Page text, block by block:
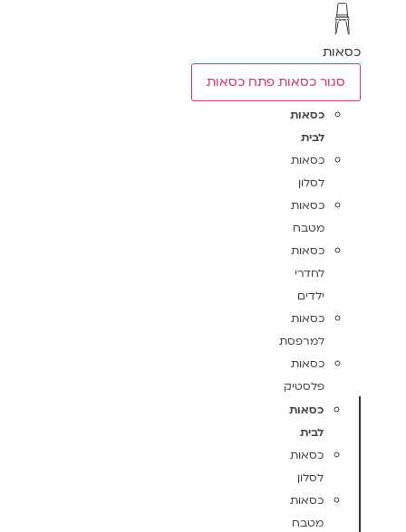
כסאות
סגור כסאות פתח כסאות
כסאות
לבית
כסאות
לסלון
כסאות
מטבח
כסאות
לחדרי
ילדים
כסאות
למרפסת
כסאות
פלסטיק
כסאות
לבית
כסאות
לסלון
כסאות
מטבח